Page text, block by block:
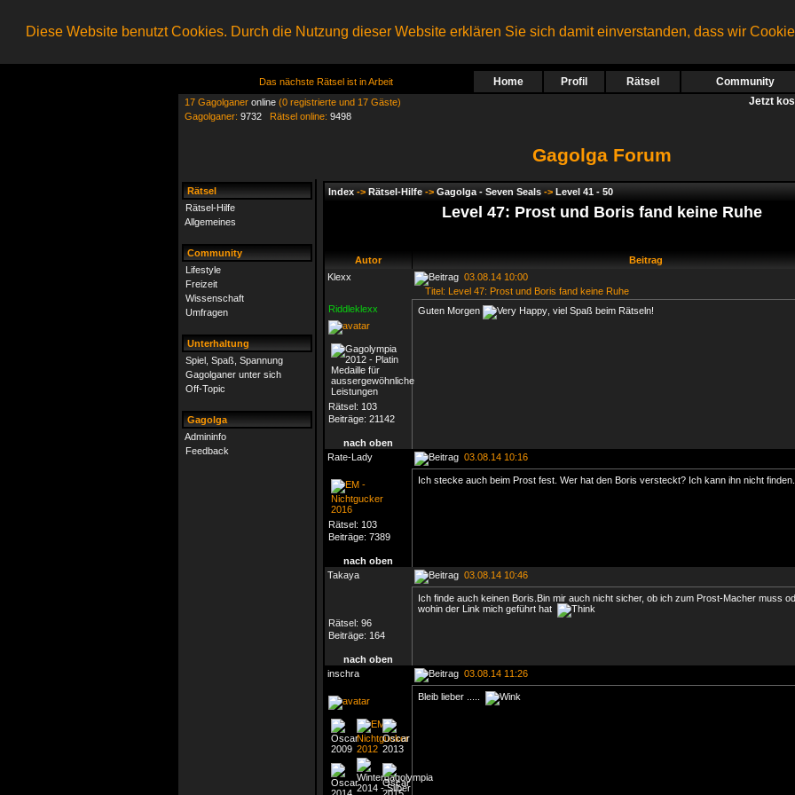
Diese Website benutzt Cookies. Durch die Nutzung dieser Website erklären Sie sich damit einverstanden, dass wir
Das nächste Rätsel ist in Arbeit Home Profil Rätsel Community
17 Gagolganer online (0 registrierte und 17 Gäste)
Gagolganer: 9732 Rätsel online: 9498
Jetzt
Gagolga Forum
Rätsel
Rätsel-Hilfe
Allgemeines
Community
Lifestyle
Freizeit
Wissenschaft
Umfragen
Unterhaltung
Spiel, Spaß, Spannung
Gagolganer unter sich
Off-Topic
Gagolga
Admininfo
Feedback
Index -> Rätsel-Hilfe -> Gagolga - Seven Seals -> Level 41 - 50
Level 47: Prost und Boris fand keine Ruhe
Autor
Beitrag
Klexx
03.08.14 10:00
Titel: Level 47: Prost und Boris fand keine Ruhe
Riddleklexx
Rätsel: 103
Beiträge: 21142
Guten Morgen , viel Spaß beim Rätseln!
nach oben
Rate-Lady
03.08.14 10:16
Rätsel: 103
Beiträge: 7389
Ich stecke auch beim Prost fest. Wer hat den Boris versteckt? Ich kann ihn nicht finden.
nach oben
Takaya
03.08.14 10:46
Rätsel: 96
Beiträge: 164
Ich finde auch keinen Boris.Bin mir auch nicht sicher, ob ich zum Prost-Macher muss
wohin der Link mich geführt hat
nach oben
inschra
03.08.14 11:26
Bleib lieber .....